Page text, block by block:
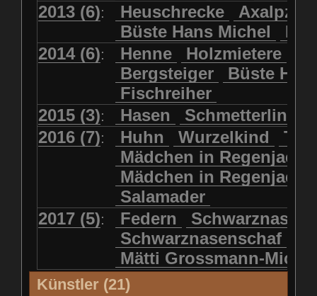
2013 (6): Heuschrecke
Büste Hans Michel
2014 (6): Henne Holzmietere
Bergsteiger
Büste HP
Fischreiher
2015 (3): Hasen Schmetterlinge
2016 (7): Huhn Wurzelkind
Mädchen in
Mädchen in Regenjacke
Salamader
2017 (5): Federn
Schwarznasenschaf
Mätti Grossmann-
Künstler (21)